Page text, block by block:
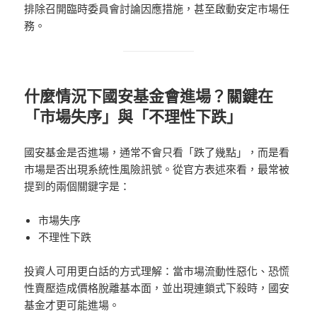
排除召開臨時委員會討論因應措施，甚至啟動安定市場任
務。
什麼情況下國安基金會進場？關鍵在
「市場失序」與「不理性下跌」
國安基金是否進場，通常不會只看「跌了幾點」，而是看
市場是否出現系統性風險訊號。從官方表述來看，最常被
提到的兩個關鍵字是：
市場失序
不理性下跌
投資人可用更白話的方式理解：當市場流動性惡化、恐慌
性賣壓造成價格脫離基本面，並出現連鎖式下殺時，國安
基金才更可能進場。